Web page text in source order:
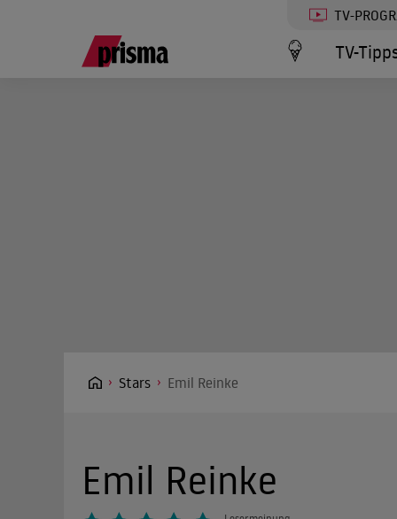
TV-
TV-
Stars Emil Reinke
Emil Reinke